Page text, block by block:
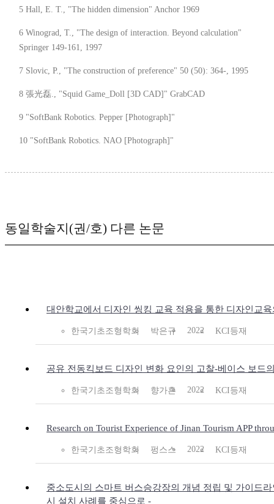
5 Hall, E. T., "The hidden dimension" Anchor 1969
6 Winograd, T., "The design of interaction. Beyond calculation"
Springer 149-161, 1997
7 Slovic, P., "The construction of preference" 50 (50): 364-, 1995
8 張光磊., "Squid Game_Doll [3D CAD]" GrabCAD
9 "SoftBank Robotics. Pepper [Photograph]"
10 "SoftBank Robotics. NAO [Photograph]"
동일학술지(권/호) 다른 논문
대안학교에서 디자인 씽킹 교육 적용을 통한 디자인교
한국기초조형학회 박은규 2022 KCI등재
공유 전동킥보드 디자인 변화 요인의 고찰-베이스 보드
한국기초조형학회 향가흔 2022 KCI등재
Research on Tourist Experience of Jinan Tourism APP
한국기초조형학회 펑스스 2022 KCI등재
중소도시의 스마트 버스승강장의 개념 정립 및 가이드
시 설치 사례를 중심으로 -